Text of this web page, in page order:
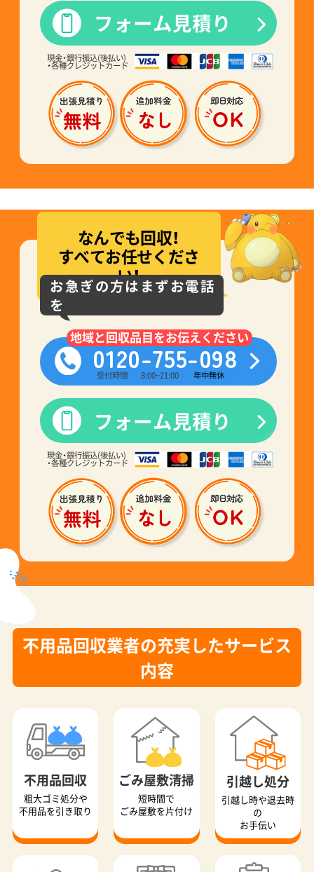
フォーム見積り
現金・銀行振込(後払い)
・各種クレジットカード
なんでも回収！
すべてお任せくださ
い！
お急ぎの方はまずお電話
を
地域と回収品目をお伝えください
0120-755-098
受付時間 8:00~21:00 年中無休
フォーム見積り
現金・銀行振込(後払い)
・各種クレジットカード
不用品回収業者の充実したサービス
内容
不用品回収
粗大ゴミ処分や
不用品を引き取り
ごみ屋敷清掃
短時間で
ごみ屋敷を片付け
引越し処分
引越し時や退去時
の
お手伝い